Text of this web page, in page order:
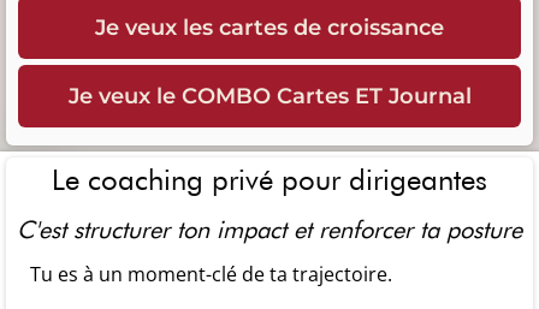
Je veux les cartes de croissance
Je veux le COMBO Cartes ET Journal
Le coaching privé pour dirigeantes
C'est structurer ton impact et renforcer ta posture
Tu es à un moment-clé de ta trajectoire.